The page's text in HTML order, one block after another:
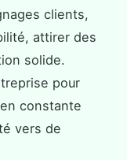
clients,
attirer des
solide.
pour
constante
vers de